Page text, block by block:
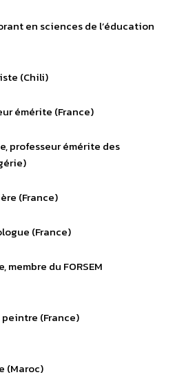
en sciences de l’éducation
(Chili)
émérite (France)
professeur émérite des
(France)
(France)
membre du FORSEM
(France)
(Maroc)